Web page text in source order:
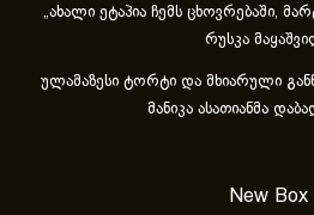
„ახა­ლი ეტა­პია ჩემს ცხოვ­რე­ბა­ში,
რუსკა
ულამაზესი ტორტი და მხიარული
მანიკა ასათიანმა
New Box